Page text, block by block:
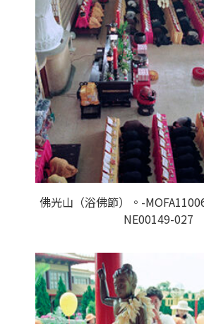
佛光山（浴佛節）。-
NE00149-027